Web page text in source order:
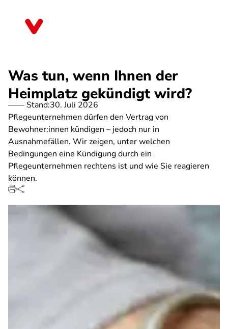
Was tun, wenn Ihnen der
Heimplatz gekündigt wird?
Stand:30. Juli 2026
Pflegeunternehmen dürfen den Vertrag von
Bewohner:innen kündigen – jedoch nur in
Ausnahmefällen. Wir zeigen, unter welchen
Bedingungen eine Kündigung durch ein
Pflegeunternehmen rechtens ist und wie Sie reagieren
können.